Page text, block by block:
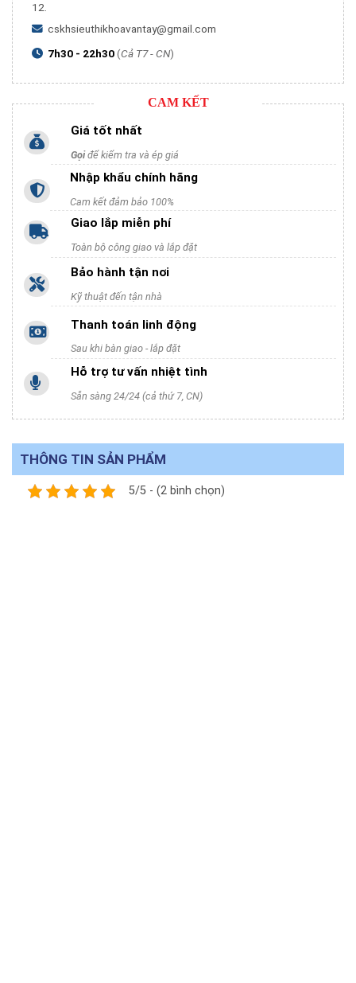
12.
cskhsieuthikhoavantay@gmail.com
7h30 - 22h30(Cả T7 - CN)
CAM KẾT
Giá tốt nhất
Gọiđể kiểm tra và ép giá
Nhập khẩu chính hãng
Cam kết đảm bảo 100%
Giao lắp miễn phí
Toàn bộ công giao và lắp đặt
Bảo hành tận nơi
Kỹ thuật đến tận nhà
Thanh toán linh động
Sau khi bàn giao - lắp đặt
Hỗ trợ tư vấn nhiệt tình
Sẵn sàng 24/24 (cả thứ 7, CN)
THÔNG TIN SẢN PHẨM
5/5 - (2 bình chọn)